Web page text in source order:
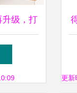
升级，打
验
更新